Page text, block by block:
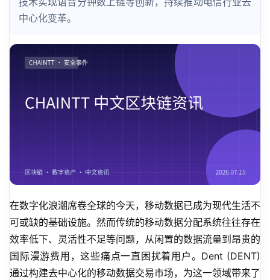
中心化变革。
在数字化浪潮席卷全球的今天，移动数据已成为现代生活不
可或缺的基础设施。然而传统的移动数据分配系统往往存在
效率低下、灵活性不足等问题，从闲置的数据流量到昂贵的
国际漫游费用，这些痛点一直困扰着用户。Dent (DENT)
通过构建去中心化的移动数据交易市场，为这一领域带来了